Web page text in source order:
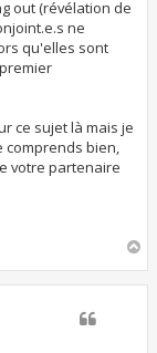
out (révélation de
ne
qu'elles sont
ce sujet là mais je
comprends bien,
votre partenaire
u